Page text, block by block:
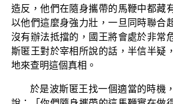
造反，他們在隨身攜帶的馬鞭中都藏
以他們這麼身強力壯，一旦同時聯合
沒有辦法抵擋的，國王將會處於非常
斯匿王對於宰相所說的話，半信半疑
地來查明這個真相。
於是波斯匿王找一個適當的時機